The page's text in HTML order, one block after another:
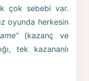
çok sebebi var.
oyunda herkesin
(kazanç ve
tek kazananlı